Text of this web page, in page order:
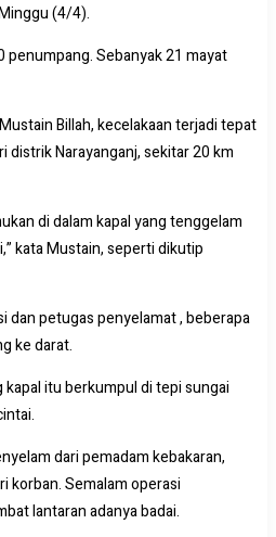
(4/4).
penumpang. Sebanyak 21 mayat
Billah, kecelakaan terjadi tepat
distrik Narayanganj, sekitar 20 km
di dalam kapal yang tenggelam
kata Mustain, seperti dikutip
dan petugas penyelamat , beberapa
ke darat.
itu berkumpul di tepi sungai
dari pemadam kebakaran,
korban. Semalam operasi
lantaran adanya badai.